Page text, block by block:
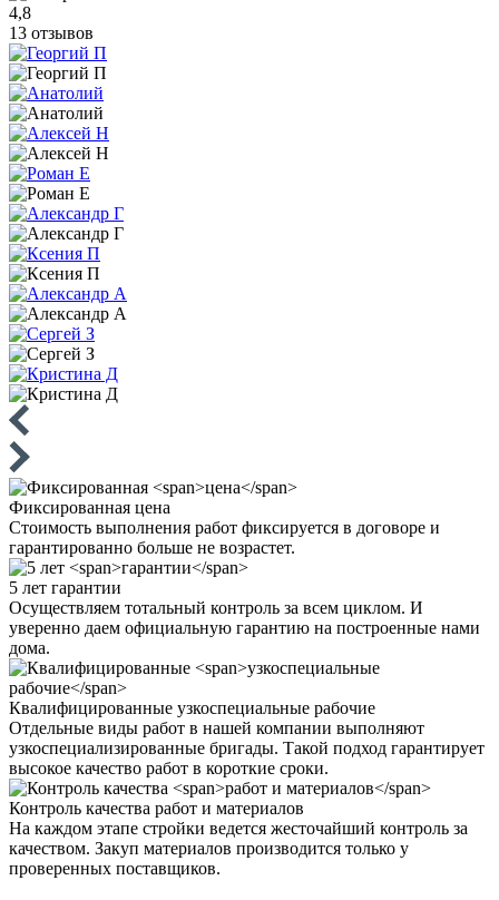
4,8
13 отзывов
Фиксированная цена
Стоимость выполнения работ фиксируется в договоре и
гарантированно больше не возрастет.
5 лет гарантии
Осуществляем тотальный контроль за всем циклом. И
уверенно даем официальную гарантию на построенные нами
дома.
Квалифицированные узкоспециальные рабочие
Отдельные виды работ в нашей компании выполняют
узкоспециализированные бригады. Такой подход гарантирует
высокое качество работ в короткие сроки.
Контроль качества работ и материалов
На каждом этапе стройки ведется жесточайший контроль за
качеством. Закуп материалов производится только у
проверенных поставщиков.